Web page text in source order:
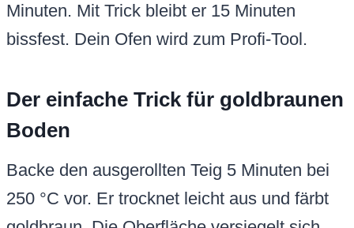
Minuten. Mit Trick bleibt er 15 Minuten
bissfest. Dein Ofen wird zum Profi-Tool.
Der einfache Trick für goldbraunen
Boden
Backe den ausgerollten Teig 5 Minuten bei
250 °C vor. Er trocknet leicht aus und färbt